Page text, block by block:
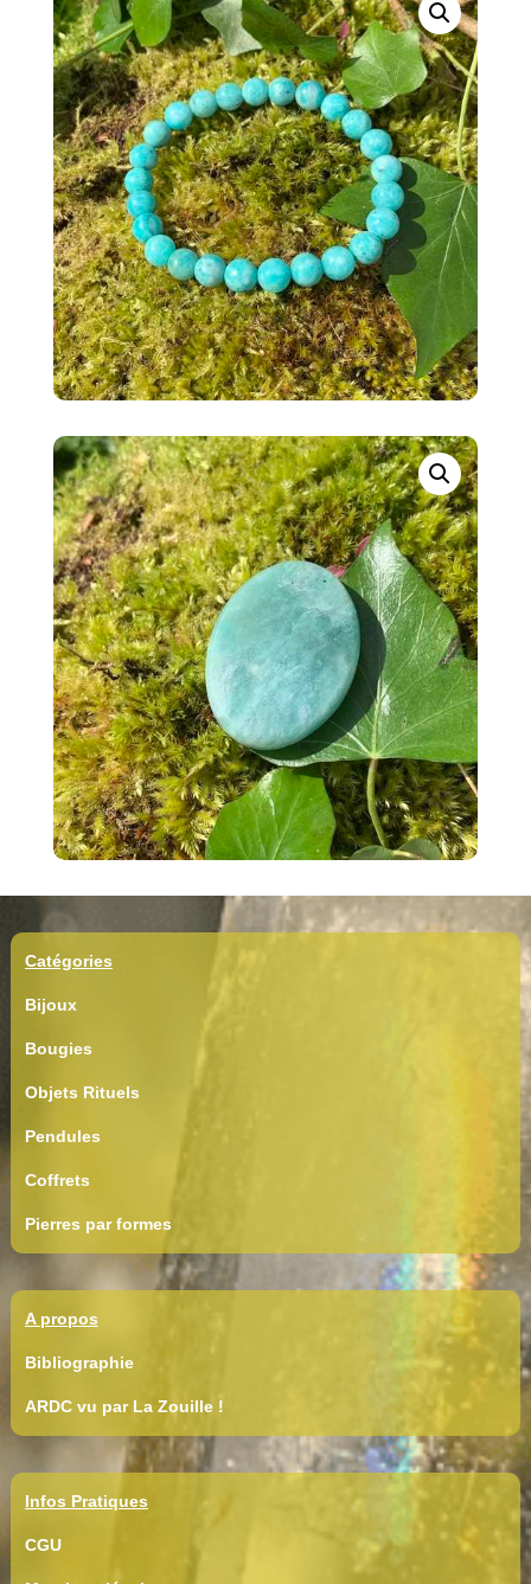
Catégories
Bijoux
Bougies
Objets Rituels
Pendules
Coffrets
Pierres par formes
A propos
Bibliographie
ARDC vu par La Zouille !
Infos Pratiques
CGU